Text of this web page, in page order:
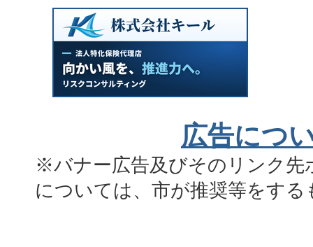
広告につ
※バナー広告及びそのリンク先
については、市が推奨等をす